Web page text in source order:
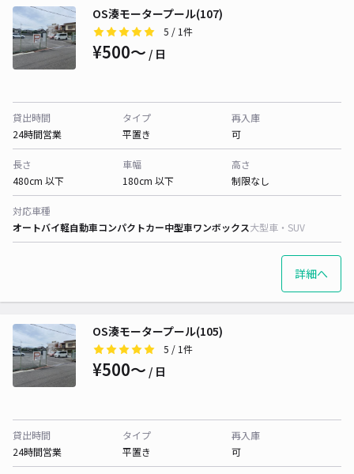
OS湊モータープール(107)
5 / 1件
¥500〜 / 日
貸出時間
24時間営業
タイプ
平置き
再入庫
可
長さ
480cm 以下
車幅
180cm 以下
高さ
制限なし
対応車種
オートバイ軽自動車コンパクトカー中型車ワンボックス大型車・SUV
詳細へ
OS湊モータープール(105)
5 / 1件
¥500〜 / 日
貸出時間
24時間営業
タイプ
平置き
再入庫
可